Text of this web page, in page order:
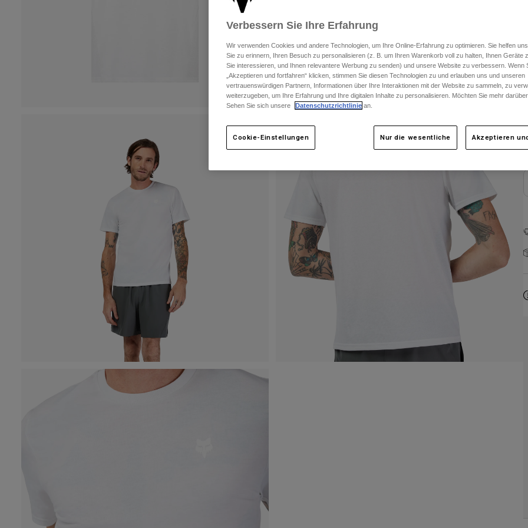
Verbessern Sie Ihre Erfahrung
Wir verwenden Cookies und andere Technologien, um Ihre Online-Erfahrung zu optimieren. Sie helfen
Sie zu erinnern, Ihren Besuch zu personalisieren (z. B. um Ihren Warenkorb voll zu halten, Ihnen Geräte
Sie interessieren, und Ihnen relevantere Werbung zu senden) und unsere Website zu verbessern. Wenn
„Akzeptieren und fortfahren“ klicken, stimmen Sie diesen Technologien zu und erlauben uns und unseren
vertrauenswürdigen Partnern, Informationen über Ihre Interaktionen mit der Website zu sammeln, zu
weiterzugeben, um Ihre Erfahrung und Ihre digitalen Inhalte zu personalisieren. Möchten Sie mehr
Sehen Sie sich unsere
Datenschutzrichtlinie an.
Cookie-Einstellungen Nur die wesentliche Akzeptieren